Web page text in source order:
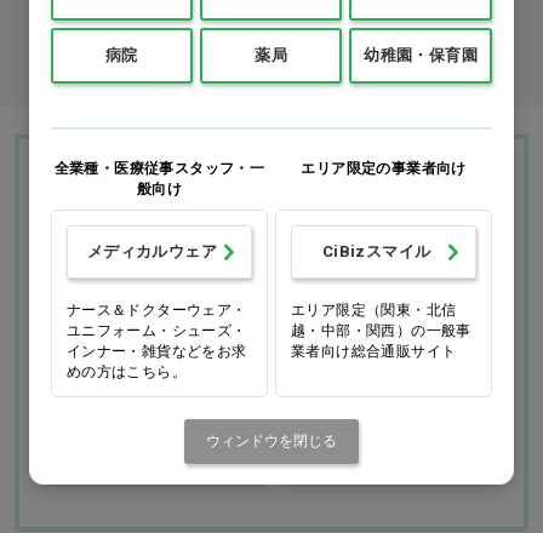
商品コード入力でクイックオーダー
Ciモール ウェブ通販のご利用ガイド・ヘル
プ
送料について
返品・交換につい
て
修理・保証につい
て
よくあるご質問
ご利用ガイドを詳しく見
病院 薬局 幼稚園・保育園
全業種・医療従事スタッフ・一
般向け
メディカルウェア
ナース＆ドクターウェア・
ユニフォーム・シューズ・
インナー・雑貨などをお求
めの方はこちら。
エリア限定の事業者向け
CiBizスマイル
エリア限定（関東・北信
越・中部・関西）の一般事
業者向け総合通販サイト
ウィンドウを閉じる